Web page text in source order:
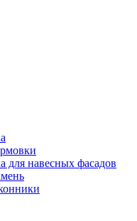
для навесных фасадов